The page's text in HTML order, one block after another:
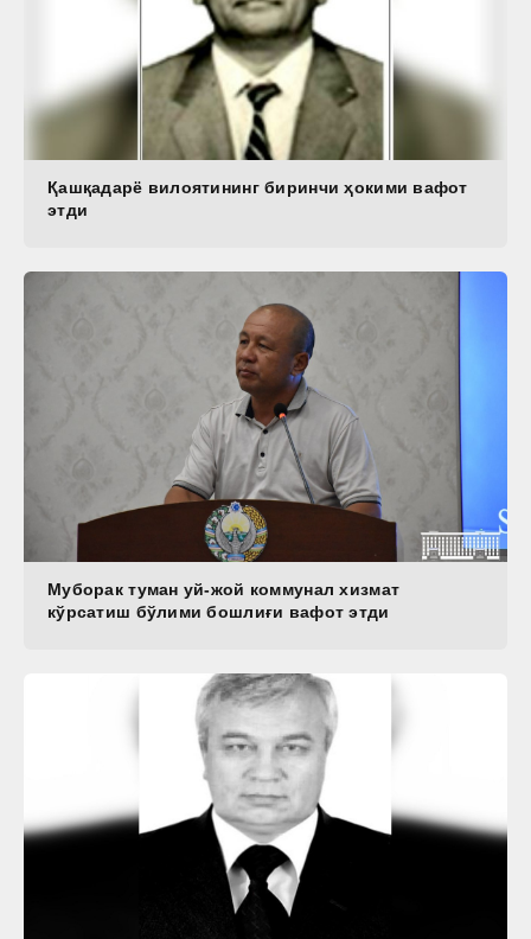
Қашқадарё вилоятининг биринчи ҳокими вафот
этди
Муборак туман уй-жой коммунал хизмат
кўрсатиш бўлими бошлиғи вафот этди